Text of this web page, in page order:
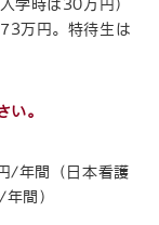
学時は30万円）
万円。特待生は
い。
/年間（日本看護
間）